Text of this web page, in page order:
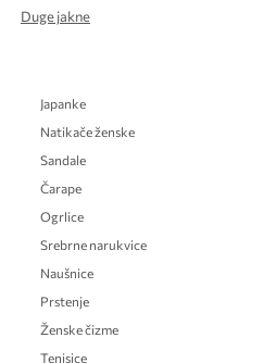
Duge jakne
Japanke
Natikače ženske
Sandale
Čarape
Ogrlice
Srebrne narukvice
Naušnice
Prstenje
Ženske čizme
Tenisice